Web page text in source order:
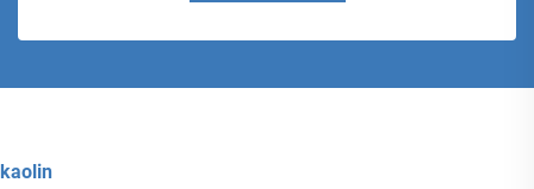
kaolin